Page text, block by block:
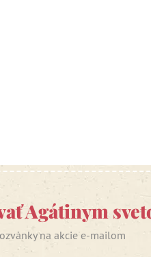
Agátinym
na akcie e-mailom